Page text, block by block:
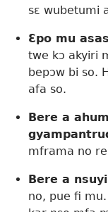
sɛ wubetumi
Ɛpo mu
twe kɔ akyiri
bepɔw bi so.
afa so.
Bere a
mframa no
Bere a
no, pue fi